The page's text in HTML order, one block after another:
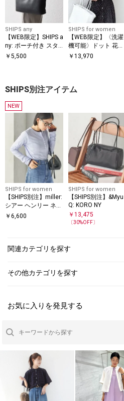
SHIPS any
【WEB限定】SHIPS a
ny: ポーチ付き スタ
ッズ A4 トート バッ
￥ 5,500
SHIPS for women
【WEB限定】〈洗濯
機可能〉ドット 花柄
サイド プリーツ フレ
￥13,970
SHIPS別注アイテム
NEW
SHIPS for women
【SHIPS別注】miller:
シアー ヘンリー ネッ
ク ロング スリーブ T
￥ 6,600
SHIPS for women
【SHIPS別注】&Myu
Q: KORO NY
￥13,475
〔30%OFF〕
関連カテゴリを探す
その他カテゴリを探す
お気に入りを発見する